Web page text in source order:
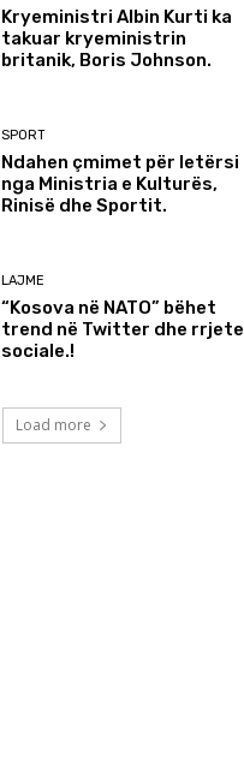
Kryeministri Albin Kurti ka
takuar kryeministrin
britanik, Boris Johnson.
SPORT
Ndahen çmimet për letërsi
nga Ministria e Kulturës,
Rinisë dhe Sportit.
LAJME
“Kosova në NATO” bëhet
trend në Twitter dhe rrjete
sociale.!
Load more